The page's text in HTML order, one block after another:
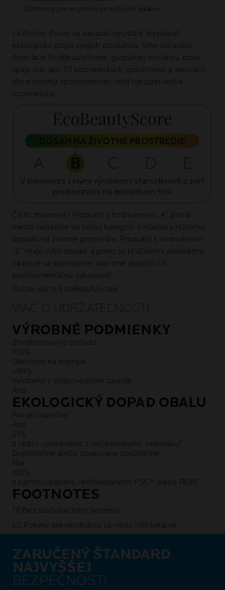
La Roche-Posay sa zaviazal neustále zlepšovať
ekologickú stopu svojich produktov. Sme súčasťou
Asociácie EcoBeautyScore
, globálnej iniciatívy, ktorá
spája viac ako 70 kozmetických spoločností a asociácií,
aby pomohla spotrebiteľom robiť udržateľnejšie
rozhodnutia.
DOSAH NA ŽIVOTNÉ PROSTREDIE
V porovnaní s inými výrobkami starostlivosti o pleť
predávanými na európskom trhu
Čo to znamená? Produkty s hodnotením „A“ patria
medzi najlepšie vo svojej kategórii z hľadiska nižšieho
dopadu na životné prostredie. Produkty s hodnotením
„E“ majú vyšší dopad, a preto sú kľúčovými produktmi,
na ktoré sa sústredíme, aby sme zlepšili ich
environmentálnu výkonnosť.
Zistite viac o EcoBeautyScore
VIAC O UDRŽATEĽNOSTI
VÝROBNÉ PODMIENKY
Zhodnocovanie odpadu
100%
Obnoviteľná energia
>99%
Vyrobené v zodpovednom závode
Áno
EKOLOGICKÝ DOPAD OBALU
Recyklovateľné¹
Áno
21%
z obalu vyrobeného z recyklovaného materiálu²
Doplniteľné alebo opakovane použiteľné
Nie
100%
z kartónu/papiera certifikovaného FSC™ alebo PEFC
FOOTNOTES
(1) Bez uzatváracieho systému
(2) Pokyny pre recykláciu sa môžu líšiť lokálne
ZARUČENÝ ŠTANDARD
NAJVYŠŠEJ
BEZPEČNOSTI